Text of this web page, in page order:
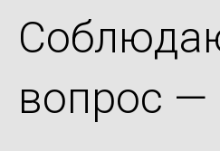
вопрос —